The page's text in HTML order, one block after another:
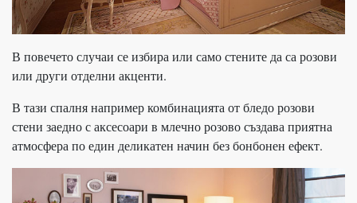
В повечето случаи се избира или само стените да са розови
или други отделни акценти.
В тази спалня например комбинацията от бледо розови
стени заедно с аксесоари в млечно розово създава приятна
атмосфера по един деликатен начин без бонбонен ефект.